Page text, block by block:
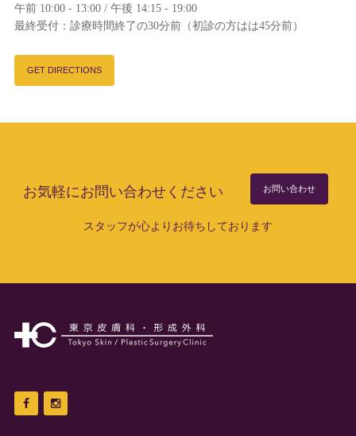
午前 10:00 - 13:00 / 午後 14:15 - 19:00
最終受付：診療時間終了の30分前（初診の方はは45分前）
GET DIRECTIONS
お気軽にお問い合わせください お問い合わせ
スタッフが心よりお待ちしております